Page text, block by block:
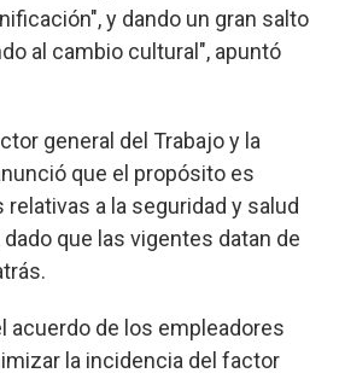
y dando un gran salto
al cambio cultural", apuntó
general del Trabajo y la
que el propósito es
a la seguridad y salud
dado que las vigentes datan de
acuerdo de los empleadores
la incidencia del factor